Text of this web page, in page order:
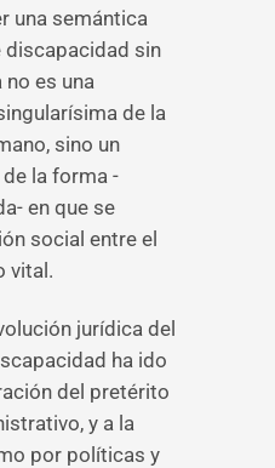
una semántica
sin
es una
de la
sino un
la forma -
en que se
social entre el
vital.
jurídica del
ha ido
del pretérito
y a la
por políticas y